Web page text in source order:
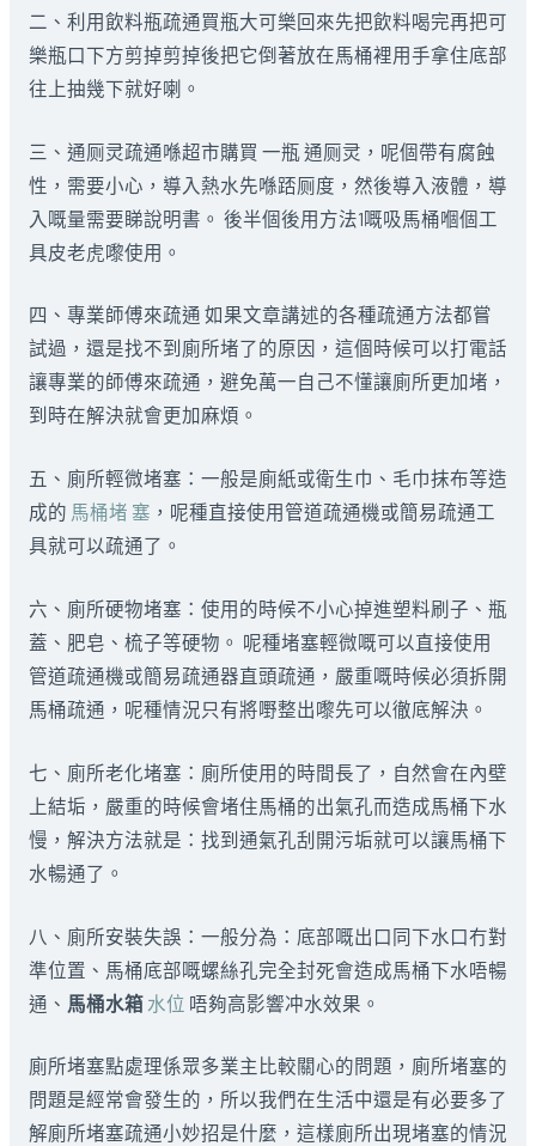
二、利用飲料瓶疏通買瓶大可樂回來先把飲料喝完再把可
樂瓶口下方剪掉剪掉後把它倒著放在馬桶裡用手拿住底部
往上抽幾下就好喇。
三、通厕灵疏通喺超市購買 一瓶 通厕灵，呢個帶有腐蝕
性，需要小心，導入熱水先喺踎厕度，然後導入液體，導
入嘅量需要睇說明書。 後半個後用方法1嘅吸馬桶嗰個工
具皮老虎嚟使用。
四、專業師傅來疏通 如果文章講述的各種疏通方法都嘗
試過，還是找不到廁所堵了的原因，這個時候可以打電話
讓專業的師傅來疏通，避免萬一自己不懂讓廁所更加堵，
到時在解決就會更加麻煩。
五、廁所輕微堵塞：一般是廁紙或衛生巾、毛巾抹布等造
成的 馬桶堵 塞 ，呢種直接使用管道疏通機或簡易疏通工
具就可以疏通了。
六、廁所硬物堵塞：使用的時候不小心掉進塑料刷子、瓶
蓋、肥皂、梳子等硬物。 呢種堵塞輕微嘅可以直接使用
管道疏通機或簡易疏通器直頭疏通，嚴重嘅時候必須拆開
馬桶疏通，呢種情況只有將嘢整出嚟先可以徹底解決。
七、廁所老化堵塞：廁所使用的時間長了，自然會在內壁
上結垢，嚴重的時候會堵住馬桶的出氣孔而造成馬桶下水
慢，解決方法就是：找到通氣孔刮開污垢就可以讓馬桶下
水暢通了。
八、廁所安裝失誤：一般分為：底部嘅出口同下水口冇對
準位置、馬桶底部嘅螺絲孔完全封死會造成馬桶下水唔暢
通、 馬桶水箱 水位 唔夠高影響冲水效果。
廁所堵塞點處理係眾多業主比較關心的問題，廁所堵塞的
問題是經常會發生的，所以我們在生活中還是有必要多了
解廁所堵塞疏通小妙招是什麼，這樣廁所出現堵塞的情況